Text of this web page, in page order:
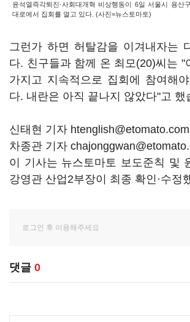
윤석열즉각퇴진·사회대개혁 비상행동이 6일 서울시 용산
대로에서 집회를 열고 있다. (사진=뉴스토마토)
그런가 하면 허탈감을 이겨내자는
다. 친구들과 함께 온 최모(20)씨는 "
가지고 지속적으로 집회에 참여해
다. 내란은 아직 끝나지 않았다"고 했
신태현 기자 htenglish@etomato.com
차종관 기자
이 기사는 뉴스토마토 보도준칙 및
강영관 산업2부장이 최종 확인·수정
댓글 0